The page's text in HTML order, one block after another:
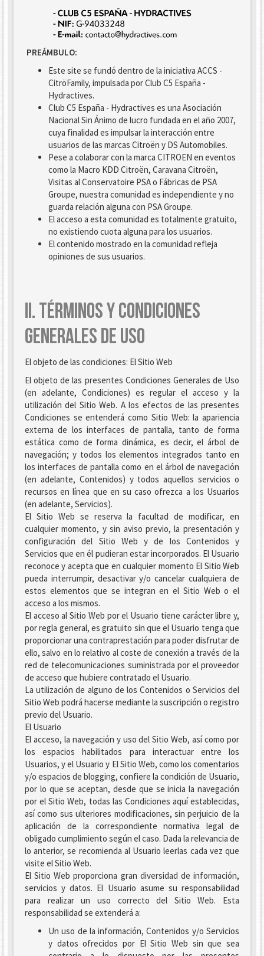
PREÁMBULO:
Este site se fundó dentro de la iniciativa ACCS -
CitröFamily, impulsada por Club C5 España -
Hydractives.
Club C5 España - Hydractives es una Asociación
Nacional Sin Ánimo de lucro fundada en el año 2007,
cuya finalidad es impulsar la interacción entre
usuarios de las marcas Citroën y DS Automobiles.
Pese a colaborar con la marca CITROEN en eventos
como la Macro KDD Citroën, Caravana Citroën,
Visitas al Conservatoire PSA o Fábricas de PSA
Groupe, nuestra comunidad es independiente y no
guarda relación alguna con PSA Groupe.
El acceso a esta comunidad es totalmente gratuito,
no existiendo cuota alguna para los usuarios.
El contenido mostrado en la comunidad refleja
opiniones de sus usuarios.
II. TÉRMINOS Y CONDICIONES
GENERALES DE USO
El objeto de las condiciones: El Sitio Web
El objeto de las presentes Condiciones Generales de Uso
(en adelante, Condiciones) es regular el acceso y la
utilización del Sitio Web. A los efectos de las presentes
Condiciones se entenderá como Sitio Web: la apariencia
externa de los interfaces de pantalla, tanto de forma
estática como de forma dinámica, es decir, el árbol de
navegación; y todos los elementos integrados tanto en
los interfaces de pantalla como en el árbol de navegación
(en adelante, Contenidos) y todos aquellos servicios o
recursos en línea que en su caso ofrezca a los Usuarios
(en adelante, Servicios).
El Sitio Web se reserva la facultad de modificar, en
cualquier momento, y sin aviso previo, la presentación y
configuración del Sitio Web y de los Contenidos y
Servicios que en él pudieran estar incorporados. El Usuario
reconoce y acepta que en cualquier momento El Sitio Web
pueda interrumpir, desactivar y/o cancelar cualquiera de
estos elementos que se integran en el Sitio Web o el
acceso a los mismos.
El acceso al Sitio Web por el Usuario tiene carácter libre y,
por regla general, es gratuito sin que el Usuario tenga que
proporcionar una contraprestación para poder disfrutar de
ello, salvo en lo relativo al coste de conexión a través de la
red de telecomunicaciones suministrada por el proveedor
de acceso que hubiere contratado el Usuario.
La utilización de alguno de los Contenidos o Servicios del
Sitio Web podrá hacerse mediante la suscripción o registro
previo del Usuario.
El Usuario
El acceso, la navegación y uso del Sitio Web, así como por
los espacios habilitados para interactuar entre los
Usuarios, y el Usuario y El Sitio Web, como los comentarios
y/o espacios de blogging, confiere la condición de Usuario,
por lo que se aceptan, desde que se inicia la navegación
por el Sitio Web, todas las Condiciones aquí establecidas,
así como sus ulteriores modificaciones, sin perjuicio de la
aplicación de la correspondiente normativa legal de
obligado cumplimiento según el caso. Dada la relevancia de
lo anterior, se recomienda al Usuario leerlas cada vez que
visite el Sitio Web.
El Sitio Web proporciona gran diversidad de información,
servicios y datos. El Usuario asume su responsabilidad
para realizar un uso correcto del Sitio Web. Esta
responsabilidad se extenderá a:
Un uso de la información, Contenidos y/o Servicios
y datos ofrecidos por El Sitio Web sin que sea